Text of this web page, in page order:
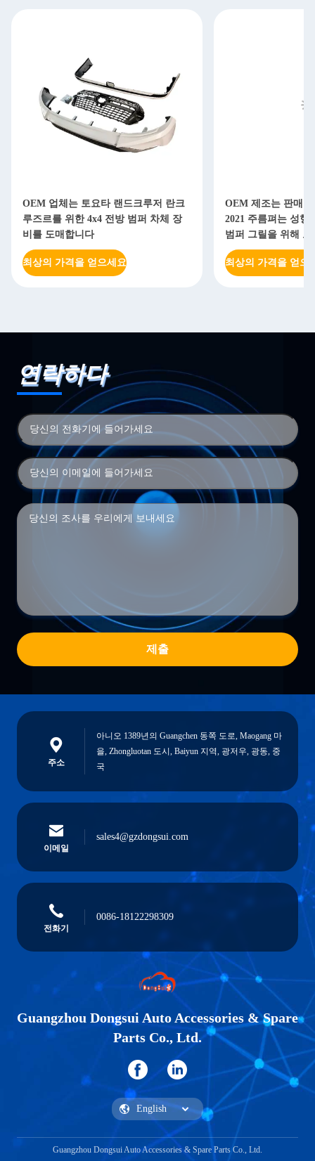
OEM 업체는 토요타 랜드크루저 란크
루즈르를 위한 4x4 전방 범퍼 차체 장
비를 도매합니다
최상의 가격을 얻으세요
OEM 제조는 판매
2021 주름펴는 성형
범퍼 그릴을 위해 도
최상의 가격을 얻으
연락하다
제출
주소
아니오 1389년의 Guangchen 동쪽 도로, Maogang 마
을, Zhongluotan 도시, Baiyun 지역, 광저우, 광동, 중
국
이메일
sales4@gzdongsui.com
전화기
0086-18122298309
Guangzhou Dongsui Auto Accessories & Spare
Parts Co., Ltd.
Guangzhou Dongsui Auto Accessories & Spare Parts Co., Ltd.